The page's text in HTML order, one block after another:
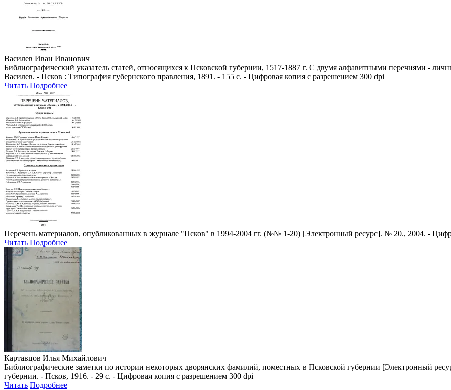
Василев Иван Иванович
Библиографический указатель статей, относящихся к Псковской губернии, 1517-1887 г. С двумя алфавитными перечнями -
Василев. - Псков : Типография губернского правления, 1891. - 155 с. - Цифровая копия с разрешением 300 dpi
Читать Подробнее
Перечень материалов, опубликованных в журнале "Псков" в 1994-2004 гг. (№№ 1-20) [Электронный ресурс]. № 20., 2004. -
Читать Подробнее
Картавцов Илья Михайлович
Библиографические заметки по истории некоторых дворянских фамилий, поместных в Псковской губернии [Электронный
губернии. - Псков, 1916. - 29 с. - Цифровая копия с разрешением 300 dpi
Читать Подробнее